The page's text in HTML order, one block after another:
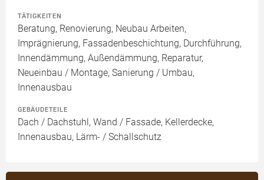
TÄTIGKEITEN
Beratung, Renovierung, Neubau Arbeiten,
Imprägnierung, Fassadenbeschichtung, Durchführung,
Innendämmung, Außendämmung, Reparatur,
Neueinbau / Montage, Sanierung / Umbau,
Innenausbau
GEBÄUDETEILE
Dach / Dachstuhl, Wand / Fassade, Kellerdecke,
Innenausbau, Lärm- / Schallschutz